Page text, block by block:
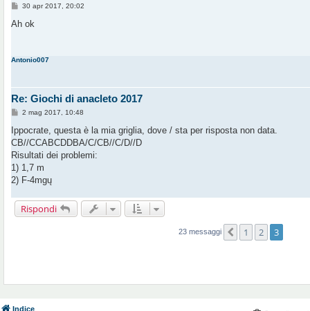
M
s
i
30 apr 2017, 20:02
Ah ok
Antonio007
Re: Giochi di anacleto 2017
M
s
s
a
g
o
2 mag 2017, 10:48
Ippocrate, questa è la mia griglia, dove / sta per risposta non data.
CB//CCABCDDBA/C/CB//C/D//D
Risultati dei problemi:
1) 1,7 m
2) F-4mgų
Rispondi
23 messaggi Precedente
1 2 3
Indice